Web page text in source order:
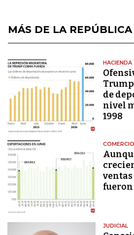
MÁS DE LA REPÚBLICA
HACIENDA
de
nivel
1998
COMERCIO
ventas
fueron
JUDICIAL